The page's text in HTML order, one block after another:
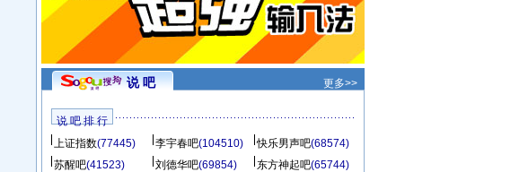
说 吧 更多>>
说 吧 排 行
上证指数(77445) 李宇春吧(104510) 快乐男声吧(68574)
苏醒吧(41523) 刘德华吧(69854) 东方神起吧(65744)